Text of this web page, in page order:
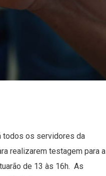
todos os servidores da
realizarem testagem para a
de 13 às 16h. As